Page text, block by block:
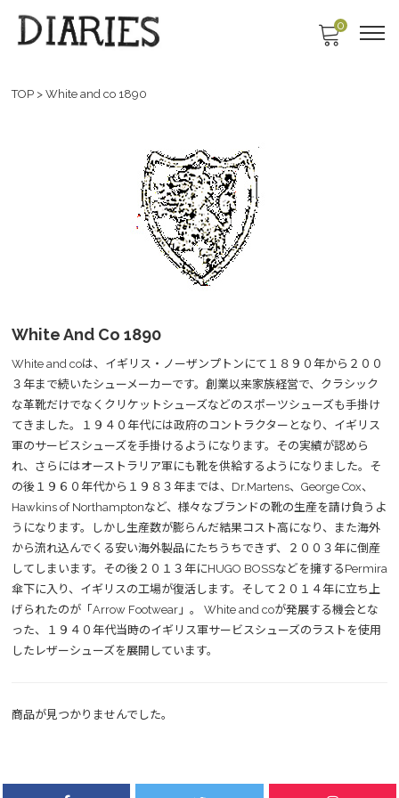
0
TOP > White and co 1890
White And Co 1890
White and coは、イギリス・ノーザンプトンにて１８９０年から２００
３年まで続いたシューメーカーです。創業以来家族経営で、クラシック
な革靴だけでなくクリケットシューズなどのスポーツシューズも手掛け
てきました。１９４０年代には政府のコントラクターとなり、イギリス
軍のサービスシューズを手掛けるようになります。その実績が認めら
れ、さらにはオーストラリア軍にも靴を供給するようになりました。そ
の後１９６０年代から１９８３年までは、Dr.Martens、George Cox、
Hawkins of Northamptonなど、様々なブランドの靴の生産を請け負うよ
うになります。しかし生産数が膨らんだ結果コスト高になり、また海外
から流れ込んでくる安い海外製品にたちうちできず、２００３年に倒産
してしまいます。その後２０１３年にHUGO BOSSなどを擁するPermira
傘下に入り、イギリスの工場が復活します。そして２０１４年に立ち上
げられたのが「Arrow Footwear」。 White and coが発展する機会とな
った、１９４０年代当時のイギリス軍サービスシューズのラストを使用
したレザーシューズを展開しています。
商品が見つかりませんでした。